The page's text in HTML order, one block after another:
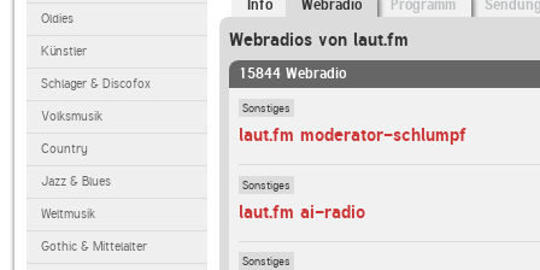
Oldies
Künstler
Schlager & Discofox
Volksmusik
Country
Jazz & Blues
Weltmusik
Gothic & Mittelalter
Info Webradio Programm
Webradios von laut.fm
15844 Webradio
Sonstiges
laut.fm moderator-schlumpf
Sonstiges
laut.fm ai-radio
Sonstiges